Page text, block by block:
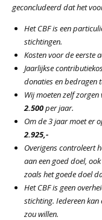
geconcludeerd dat het
Het CBF is een
stichtingen.
Kosten voor de eerste
Jaarlijkse
donaties en bedragen
Wij moeten zelf
2.500per jaar.
Om de 3 jaar moet er
2.925,-
Overigens controleert
aan een goed doel,
zoals het goede doel
Het CBF is geen
stichting. Iedereen
zou willen.